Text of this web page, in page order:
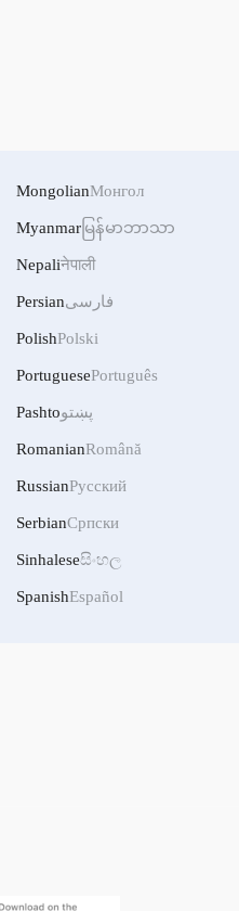
MongolianМонгол
Myanmar မြန်မာဘာသာ
Nepaliनेपाली
Persianفارسی
PolishPolski
PortuguesePortuguês
Pashtoپښتو
RomanianRomână
RussianРусский
SerbianСрпски
Sinhaleseසිංහල
SpanishEspañol